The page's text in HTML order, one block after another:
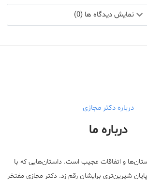
نمایش دیدگاه ها (0)
درباره دکتر مجازی
درباره ما
و اتفاقات عجیب است. داستان‌هایی که با
شیرین‌تری برایشان رقم زد. دکتر مجازی مفتخر